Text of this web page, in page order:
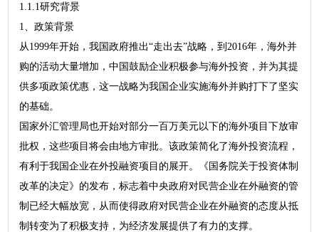
1.1.1研究背景
1、政策背景
从1999年开始，我国政府推出“走出去”战略，到2016年，海外并
购的活动大量增加，中国鼓励企业积极参与海外投资，并为其提
供多项政策优惠，这一战略为我国企业实施海外并购打下了坚实
的基础。
国家外汇管理局也开始对部分一百万美元以下的海外项目下放审
批权，这些项目将会由地方审批。该政策简化了海外投资流程，
有利于我国企业在外投融资项目的展开。《国务院关于投资体制
改革的决定》的发布，标志着中央政府对民营企业在外融资的管
制已经大幅放宽，从而使得政府对民营企业在外融资的态度从抵
制转变为了积极支持，为经济发展提供了有力的支撑。